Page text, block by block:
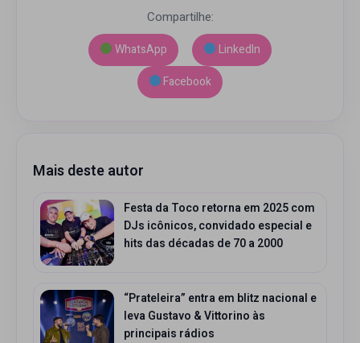
Compartilhe:
WhatsApp
LinkedIn
Facebook
Mais deste autor
Festa da Toco retorna em 2025 com
DJs icônicos, convidado especial e
hits das décadas de 70 a 2000
“Prateleira” entra em blitz nacional e
leva Gustavo & Vittorino às
principais rádios